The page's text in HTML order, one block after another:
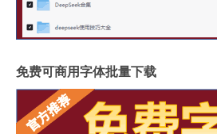
免费可商用字体批量下载